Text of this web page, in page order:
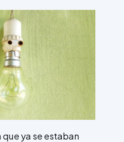
ya se estaban